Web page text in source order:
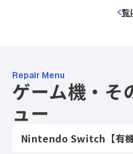
覧
Repair Menu
ゲーム機・そ
ュー
Nintendo Switch【有